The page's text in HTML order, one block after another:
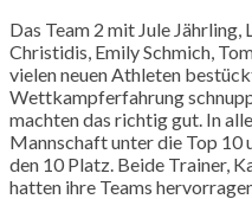
Das Team 2 mit Jule
Christidis, Emily Schmich,
vielen neuen Athleten
Wettkampferfahrung
machten das richtig gut. In
Mannschaft unter die Top 10
den 10 Platz. Beide Trainer,
hatten ihre Teams